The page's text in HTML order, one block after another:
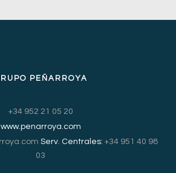
PEÑARROYA
+34 952 21 05 20
www.penarroya.com
Serv. Centrales: +34 951 40 98
03